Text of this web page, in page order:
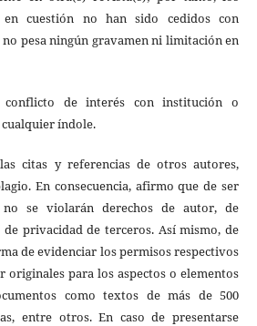
cuestión no han sido cedidos con
pesa ningún gravamen ni limitación en
de interés con institución o
índole.
citas y referencias de otros autores,
En consecuencia, afirmo que de ser
se violarán derechos de autor, de
privacidad de terceros. Así mismo, de
de evidenciar los permisos respectivos
originales para los aspectos o elementos
como textos de más de 500
entre otros. En caso de presentarse